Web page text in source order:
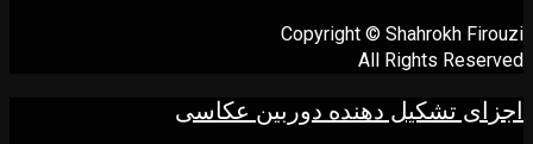
Copyright © Shahrokh Firouzi
All Rights Reserved
اجزای تشکیل دهنده دوربین عکاسی